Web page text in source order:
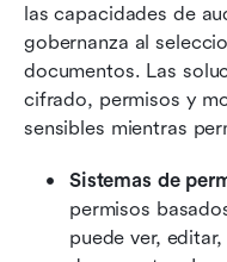
las capacidades de
gobernanza al
documentos. Las
cifrado, permisos y
sensibles mientras
Sistemas de
permisos
puede ver,